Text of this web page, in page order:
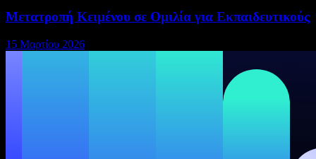
Μετατροπή Κειμένου σε Ομιλία για Εκπαιδευτικούς
15 Μαρτίου 2026